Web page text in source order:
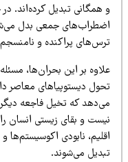
همگانی تبدیل کرده‌اند. در
جمعی بدل می‌شود و
پراکنده و نامنسجم خود
بر این بحران‌ها، مسئله
دیستوپیاهای معاصر داشته
که تخیل فاجعه دیگر
و بقای زیستی انسان را نیز
نابودی اکوسیستم‌ها و
می‌شوند.